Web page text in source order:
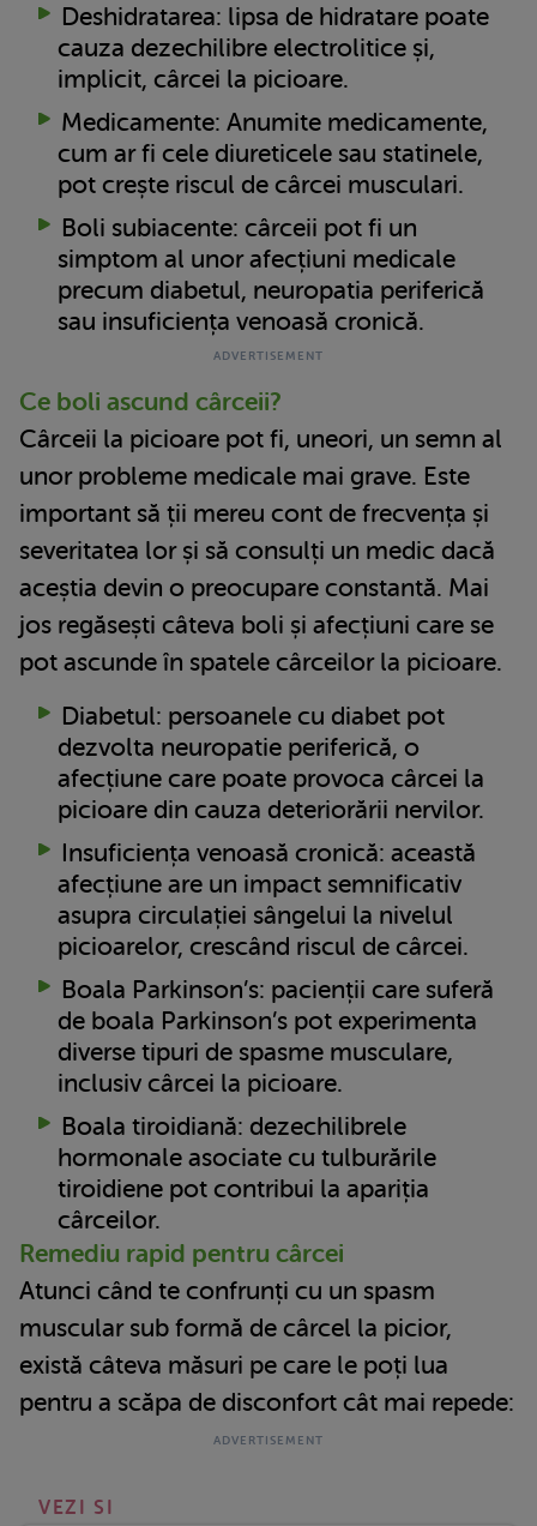
Deshidratarea: lipsa de hidratare poate
cauza dezechilibre electrolitice și,
implicit, cârcei la picioare.
Medicamente: Anumite medicamente,
cum ar fi cele diureticele sau statinele,
pot crește riscul de cârcei musculari.
Boli subiacente: cârceii pot fi un
simptom al unor afecțiuni medicale
precum diabetul, neuropatia periferică
sau insuficiența venoasă cronică.
Ce boli ascund cârceii?
Cârceii la picioare pot fi, uneori, un semn al
unor probleme medicale mai grave. Este
important să ții mereu cont de frecvența și
severitatea lor și să consulți un medic dacă
aceștia devin o preocupare constantă. Mai
jos regăsești câteva boli și afecțiuni care se
pot ascunde în spatele cârceilor la picioare.
Diabetul: persoanele cu diabet pot
dezvolta neuropatie periferică, o
afecțiune care poate provoca cârcei la
picioare din cauza deteriorării nervilor.
Insuficiența venoasă cronică: această
afecțiune are un impact semnificativ
asupra circulației sângelui la nivelul
picioarelor, crescând riscul de cârcei.
Boala Parkinson’s: pacienții care suferă
de boala Parkinson’s pot experimenta
diverse tipuri de spasme musculare,
inclusiv cârcei la picioare.
Boala tiroidiană: dezechilibrele
hormonale asociate cu tulburările
tiroidiene pot contribui la apariția
cârceilor.
Remediu rapid pentru cârcei
Atunci când te confrunți cu un spasm
muscular sub formă de cârcel la picior,
există câteva măsuri pe care le poți lua
pentru a scăpa de disconfort cât mai repede:
VEZI SI